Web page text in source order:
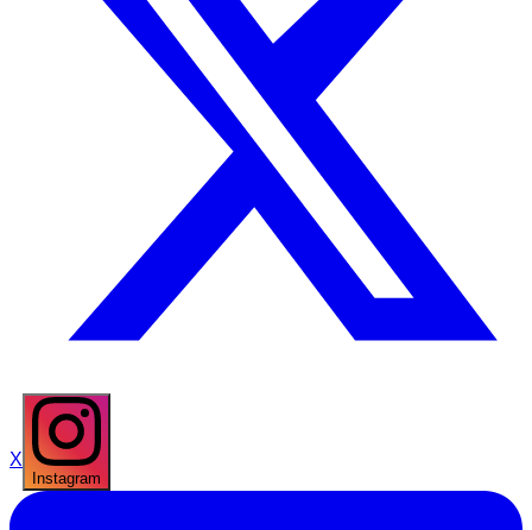
X
Instagram